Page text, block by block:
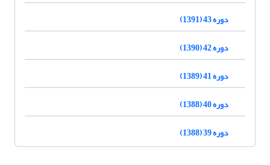
دوره 43 (1391)
دوره 42 (1390)
دوره 41 (1389)
دوره 40 (1388)
دوره 39 (1388)